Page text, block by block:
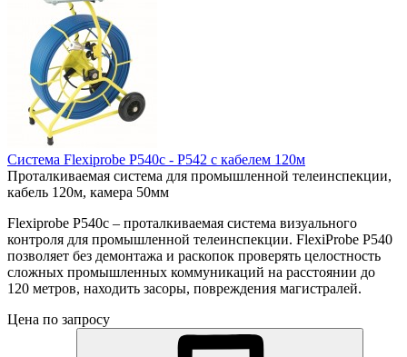
Система Flexiprobe P540c - P542 c кабелем 120м
Проталкиваемая система для промышленной телеинспекции,
кабель 120м, камера 50мм
Flexiprobe P540c – проталкиваемая система визуального
контроля для промышленной телеинспекции. FlexiProbe Р540
позволяет без демонтажа и раскопок проверять целостность
сложных промышленных коммуникаций на расстоянии до
120 метров, находить засоры, повреждения магистралей.
Цена по запросу